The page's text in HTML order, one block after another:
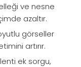
ve nesne
azaltır.
görseller
artırır.
ek sorgu,